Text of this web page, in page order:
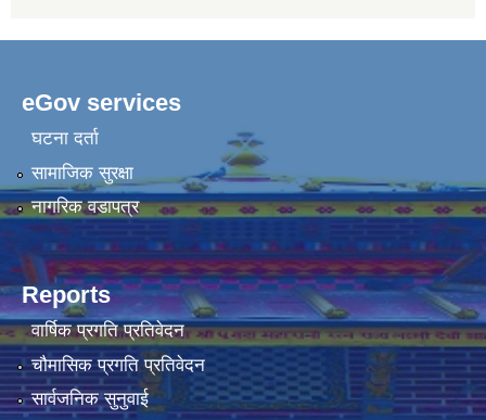
eGov services
घटना दर्ता
सामाजिक सुरक्षा
नागरिक वडापत्र
Reports
वार्षिक प्रगति प्रतिवेदन
चौमासिक प्रगति प्रतिवेदन
सार्वजनिक सुनुवाई